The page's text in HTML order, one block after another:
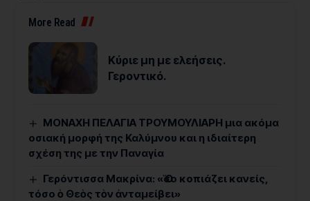
More Read
Kύριε μη με ελεήσεις.
Γεροντικό.
ΜΟΝΑΧΗ ΠΕΛΑΓΙΑ ΤΡΟΥΜΟΥΛΙΑΡΗ μια ακόμα
οσιακή μορφή της Καλύμνου και η ιδιαίτερη
σχέση της με την Παναγία
Γερόντισσα Μακρίνα: «Ὅσο κοπιάζει κανείς,
τόσο ὁ Θεὸς τὸν ἀνταμείβει»